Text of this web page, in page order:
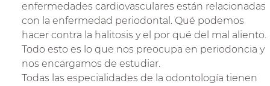
enfermedades cardiovasculares están relacionadas
con la enfermedad periodontal. Qué podemos
hacer contra la halitosis y el por qué del mal aliento.
Todo esto es lo que nos preocupa en periodoncia y
nos encargamos de estudiar.
Todas las especialidades de la odontología tienen